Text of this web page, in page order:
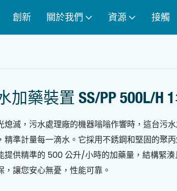
創新 關於我們 資源 接觸
加藥裝置 SS/PP 500L/h
熄滅，污水處理廠的機器嗡嗡作響時，這台污
精準計量每一滴水。它採用不銹鋼和堅固的聚
提供精準的 500 公升/小時的加藥量，結構緊
，讓您安心無憂，性能可靠。